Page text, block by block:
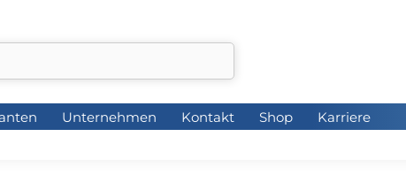
Unternehmen Kontakt Shop Karriere
Unternehmen Kontakt